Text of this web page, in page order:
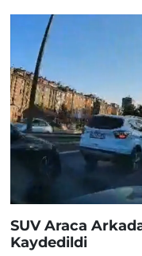
SUV Araca
Kaydedildi